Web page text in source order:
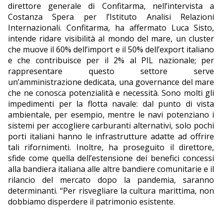
direttore generale di Confitarma, nell’intervista a
Costanza Spera per l’Istituto Analisi Relazioni
Internazionali. Confitarma, ha affermato Luca Sisto,
intende ridare visibilità al mondo del mare, un cluster
che muove il 60% dell’import e il 50% dell’export italiano
e che contribuisce per il 2% al PIL nazionale; per
rappresentare questo settore serve
un’amministrazione dedicata, una governance del mare
che ne conosca potenzialità e necessità. Sono molti gli
impedimenti per la flotta navale: dal punto di vista
ambientale, per esempio, mentre le navi potenziano i
sistemi per accogliere carburanti alternativi, solo pochi
porti italiani hanno le infrastrutture adatte ad offrire
tali rifornimenti. Inoltre, ha proseguito il direttore,
sfide come quella dell’estensione dei benefici concessi
alla bandiera italiana alle altre bandiere comunitarie e il
rilancio del mercato dopo la pandemia, saranno
determinanti. “Per risvegliare la cultura marittima, non
dobbiamo disperdere il patrimonio esistente.